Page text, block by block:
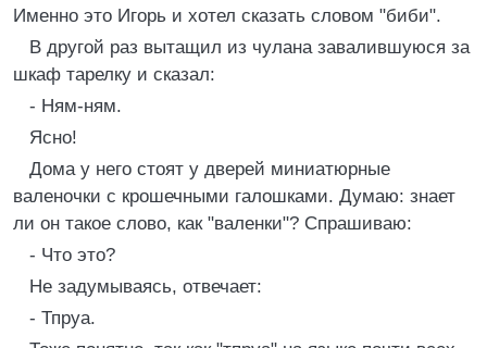
Именно это Игорь и хотел сказать словом "биби".
В другой раз вытащил из чулана завалившуюся за
шкаф тарелку и сказал:
- Ням-ням.
Ясно!
Дома у него стоят у дверей миниатюрные
валеночки с крошечными галошками. Думаю: знает
ли он такое слово, как "валенки"? Спрашиваю:
- Что это?
Не задумываясь, отвечает:
- Тпруа.